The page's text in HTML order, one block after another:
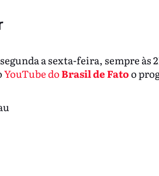
a sexta-feira, sempre às
YouTube doBrasil de Fatoo